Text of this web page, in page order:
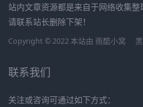
站内文章资源都是来自于网络收集
请联系站长删除下架！
Copyright © 2022 本站由 雨酷小窝
联系我们
关注或咨询可通过如下方式：